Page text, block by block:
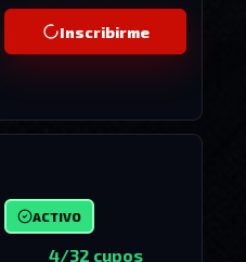
Inscribirme
ACTIVO
4/32 cupos